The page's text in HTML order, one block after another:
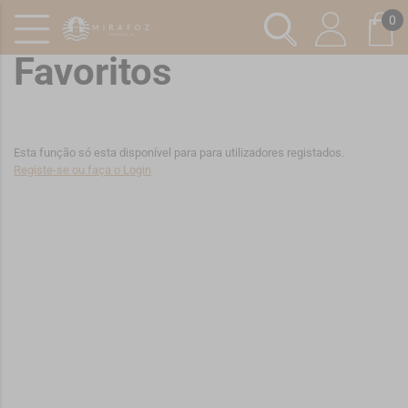
0
Favoritos
Esta função só esta disponível para para utilizadores registados.
Registe-se ou faça o Login